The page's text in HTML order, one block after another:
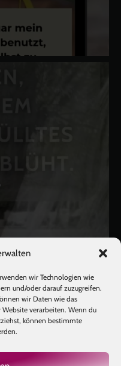
wir Technologien wie
und/oder darauf zuzugreifen.
wir Daten wie das
verarbeiten. Wenn du
können bestimmte
Instagram folgen